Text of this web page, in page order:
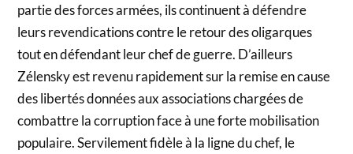
partie des forces armées, ils continuent à défendre
leurs revendications contre le retour des oligarques
tout en défendant leur chef de guerre. D’ailleurs
Zélensky est revenu rapidement sur la remise en cause
des libertés données aux associations chargées de
combattre la corruption face à une forte mobilisation
populaire. Servilement fidèle à la ligne du chef, le